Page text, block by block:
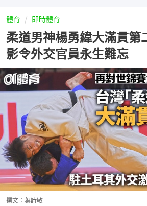
體育 即時體育
柔道男神楊勇緯大滿貫
影令外交官員永生難忘
撰文： 葉詩敏